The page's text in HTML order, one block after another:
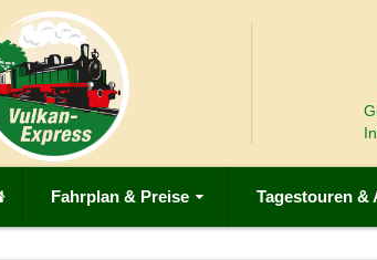
Fahrplan & Preise Tagestouren &